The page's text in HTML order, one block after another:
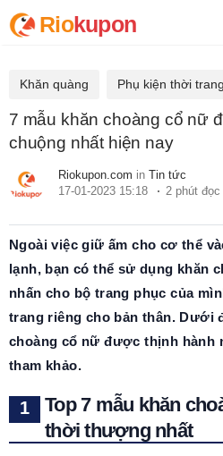
Riokupon
Khăn quàng Phụ kiện thời
7 mẫu khăn choàng cổ nữ
chuộng nhất hiện nay
Riokupon.com in Tin tức
17-01-2023 15:18
2 phút đọc
Ngoài việc giữ ấm cho cơ thể
lạnh, bạn có thể sử dụng khăn
nhấn cho bộ trang phục của
trang riêng cho bản thân. Dưới
choàng cổ nữ được thịnh hành
tham khảo.
Top 7 mẫu khăn
thời thượng nhất